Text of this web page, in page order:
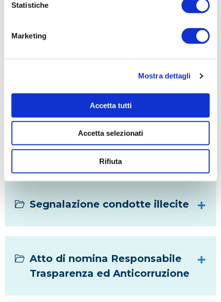
Statistiche
Marketing
Mostra dettagli
Accetta tutti
Accetta selezionati
Rifiuta
RELAZIONE ANNUALE RPCT
MISURE INTEGRATIVE AL
MOG231
Segnalazione condotte illecite
Atto di nomina Responsabile
Trasparenza ed Anticorruzione